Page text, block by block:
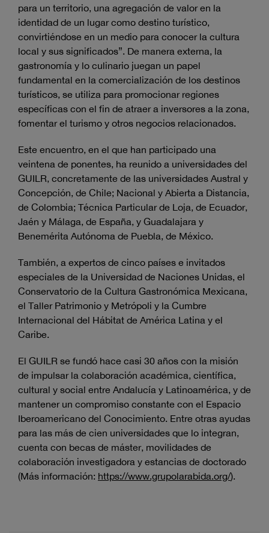
para un territorio, una agregación de valor en la
identidad de un lugar como destino turístico,
convirtiéndose en un medio para conocer la cultura
local y sus significados”. De manera externa, la
gastronomía y lo culinario juegan un papel
fundamental en la comercialización de los destinos
turísticos, se utiliza para promocionar regiones
específicas con el fin de atraer a inversores a la zona,
fomentar el turismo y otros negocios relacionados.
Este encuentro, en el que han participado una
veintena de ponentes, ha reunido a universidades del
GUILR, concretamente de las universidades Austral y
Concepción, de Chile; Nacional y Abierta a Distancia,
de Colombia; Técnica Particular de Loja, de Ecuador,
Jaén y Málaga, de España, y Guadalajara y
Benemérita Autónoma de Puebla, de México.
También, a expertos de cinco países e invitados
especiales de la Universidad de Naciones Unidas, el
Conservatorio de la Cultura Gastronómica Mexicana,
el Taller Patrimonio y Metrópoli y la Cumbre
Internacional del Hábitat de América Latina y el
Caribe.
El GUILR se fundó hace casi 30 años con la misión
de impulsar la colaboración académica, científica,
cultural y social entre Andalucía y Latinoamérica, y de
mantener un compromiso constante con el Espacio
Iberoamericano del Conocimiento. Entre otras ayudas
para las más de cien universidades que lo integran,
cuenta con becas de máster, movilidades de
colaboración investigadora y estancias de doctorado
(Más información: https://www.grupolarabida.org/).